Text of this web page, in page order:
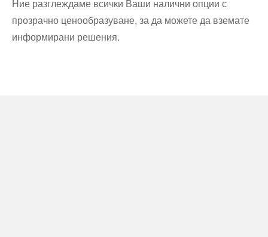
Ние разглеждаме всички Ваши налични опции с
прозрачно ценообразуване, за да можете да вземате
информирани решения.